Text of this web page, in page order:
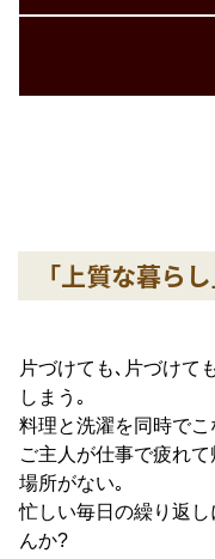
「上質な暮ら
片づけても､片づけて
しまう｡
料理と洗濯を同時でこ
ご主人が仕事で疲れ
場所がない｡
忙しい毎日の繰り返
んか?